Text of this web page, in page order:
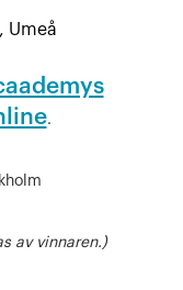
Umeå
.
av vinnaren.)